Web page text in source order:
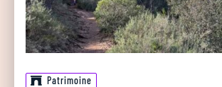
Patrimoine